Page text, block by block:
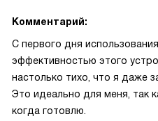
Комментарий:
С первого дня
эффективностью этого
настолько тихо, что я даже
Это идеально для меня, так
когда готовлю.